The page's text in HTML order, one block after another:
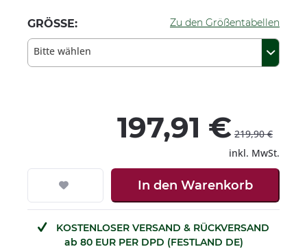
GRÖSSE: Zu den Größentabellen
Bitte wählen
197,91 € 219,90 €
inkl. MwSt.
In den Warenkorb
KOSTENLOSER VERSAND & RÜCKVERSAND
ab 80 EUR PER DPD (FESTLAND DE)